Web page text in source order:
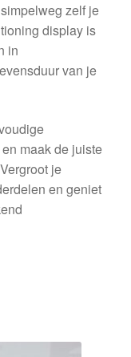
zelf je
display is
in
van je
maak de juiste
je
en geniet